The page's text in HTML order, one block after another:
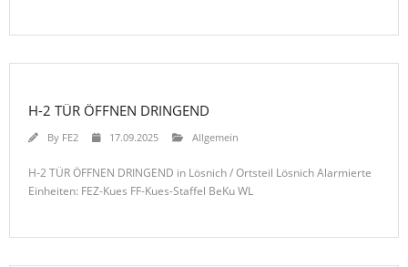
H-2 TÜR ÖFFNEN DRINGEND
By FE2 17.09.2025 Allgemein
H-2 TÜR ÖFFNEN DRINGEND in Lösnich / Ortsteil Lösnich Alarmierte
Einheiten: FEZ-Kues FF-Kues-Staffel BeKu WL